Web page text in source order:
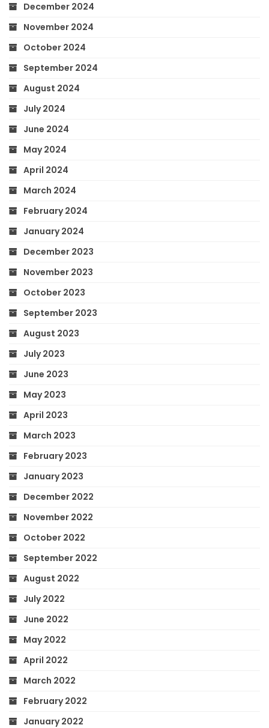
December 2024
November 2024
October 2024
September 2024
August 2024
July 2024
June 2024
May 2024
April 2024
March 2024
February 2024
January 2024
December 2023
November 2023
October 2023
September 2023
August 2023
July 2023
June 2023
May 2023
April 2023
March 2023
February 2023
January 2023
December 2022
November 2022
October 2022
September 2022
August 2022
July 2022
June 2022
May 2022
April 2022
March 2022
February 2022
January 2022